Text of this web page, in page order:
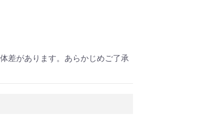
差があります。あらかじめご了承